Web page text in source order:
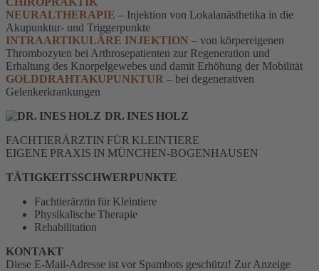
NEURALTHERAPIE – Injektion von Lokalanästhetika in die
Akupunktur- und Triggerpunkte
INTRAARTIKULÄRE INJEKTION – von körpereigenen
Thrombozyten bei Arthrosepatienten zur Regeneration und
Erhaltung des Knorpelgewebes und damit Erhöhung der Mobilität
GOLDDRAHTAKUPUNKTUR – bei degenerativen
Gelenkerkrankungen
DR. INES HOLZ
FACHTIERÄRZTIN FÜR KLEINTIERE
EIGENE PRAXIS IN MÜNCHEN-BOGENHAUSEN
TÄTIGKEITSSCHWERPUNKTE
Fachtierärztin für Kleintiere
Physikalische Therapie
Rehabilitation
KONTAKT
Diese E-Mail-Adresse ist vor Spambots geschützt! Zur Anzeige